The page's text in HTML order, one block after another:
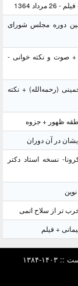
1364
دوره مجلس شورای
+ صوت و نکته خوانی -
(رحمه‌الله) + نکته
ظهور + جزوه
در آن دوران
نسخه استاد دکتر
تر از سلاح اتمی
+ فیلم
۱۳۸۴